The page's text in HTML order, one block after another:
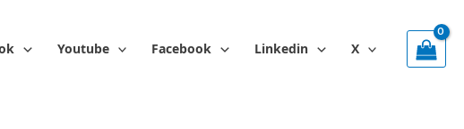
Youtube Facebook Linkedin X